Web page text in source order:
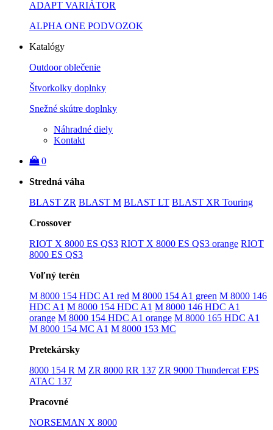
ADAPT VARIÁTOR
ALPHA ONE PODVOZOK
Katalógy
Outdoor oblečenie
Štvorkolky doplnky
Snežné skútre doplnky
Náhradné diely
Kontakt
0
Stredná váha
BLAST ZR BLAST M BLAST LT BLAST XR Touring
Crossover
RIOT X 8000 ES QS3 RIOT X 8000 ES QS3 orange RIOT
8000 ES QS3
Voľný terén
M 8000 154 HDC A1 red M 8000 154 A1 green M 8000 146
HDC A1 M 8000 154 HDC A1 M 8000 146 HDC A1
orange M 8000 154 HDC A1 orange M 8000 165 HDC A1
M 8000 154 MC A1 M 8000 153 MC
Pretekársky
8000 154 R M ZR 8000 RR 137 ZR 9000 Thundercat EPS
ATAC 137
Pracovné
NORSEMAN X 8000